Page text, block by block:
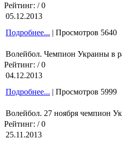
Рейтинг: / 0
05.12.2013
Подробнее... | Просмотров 5640
Волейбол. Чемпион Украины в
Рейтинг: / 0
04.12.2013
Подробнее... | Просмотров 5999
Волейбол. 27 ноября чемпион
Рейтинг: / 0
25.11.2013